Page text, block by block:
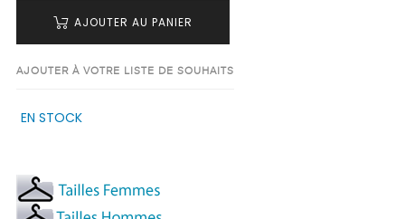
AJOUTER AU PANIER
AJOUTER À VOTRE LISTE DE SOUHAITS
EN STOCK